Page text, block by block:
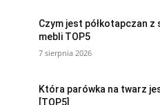
Czym jest półkotapczan
mebli TOP5
7 sierpnia 2026
Która parówka na twarz
[TOP5]